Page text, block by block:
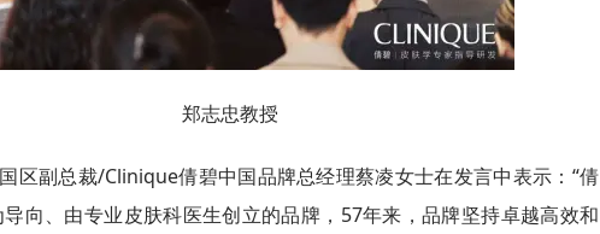
郑志忠教授
区副总裁/Clinique倩碧中国品牌总经理蔡凌女士在发言中表示：“倩
向、由专业皮肤科医生创立的品牌，57年来，品牌坚持卓越高效和